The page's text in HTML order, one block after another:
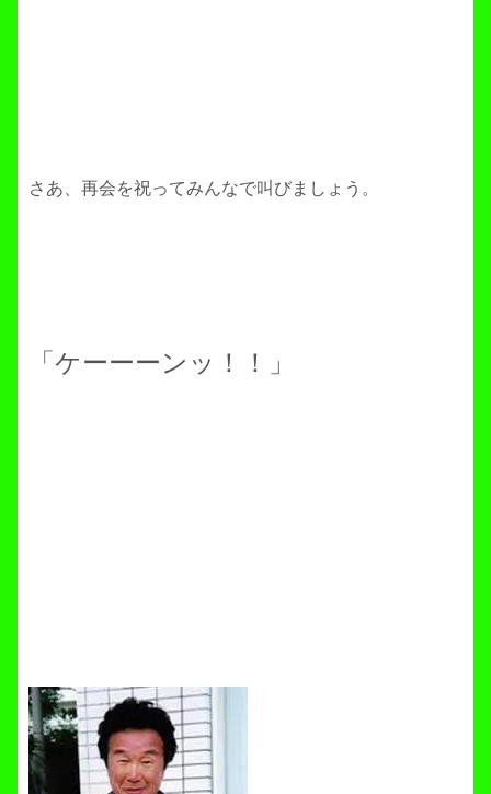
さあ、再会を祝ってみんなで叫びましょう。
「ケーーーンッ！！」